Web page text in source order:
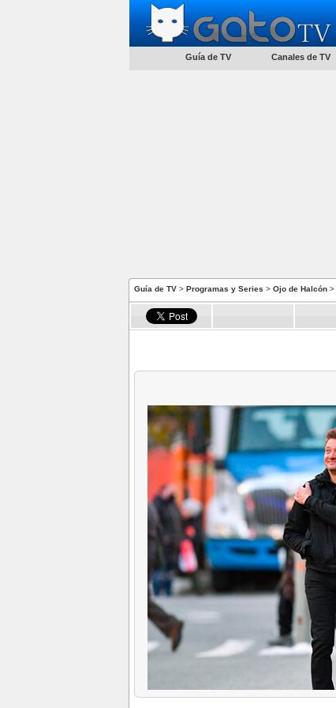
Guía de TV Canales de TV
Guía de TV > Programas y Series > Ojo de Halcón >